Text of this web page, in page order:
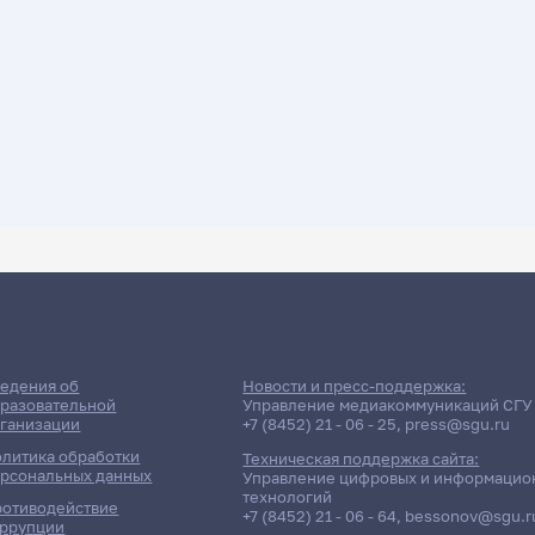
Кирьяшкин
/ Дисциплина Группа /
об
обработки
данных
Новости и пресс-поддержка:
Управление медиакоммуникаций СГУ
+7 (8452) 21 - 06 - 25, press@sgu.ru
Техническая поддержка сайта:
Управление цифровых и
технологий
+7 (8452) 21 - 06 - 64,